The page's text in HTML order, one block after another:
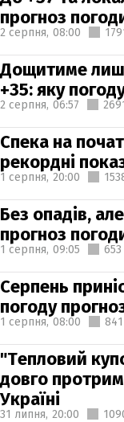
прогноз
2 серпня, 08:00
Дощитиме
+35: яку
2 серпня, 06:57
Спека на
рекордні
1 серпня, 20:00
Без опадів,
прогноз
1 серпня, 09:05 653
Серпень
погоду
1 серпня, 08:00 841
"Тепловий
довго
Україні
31 липня, 20:00